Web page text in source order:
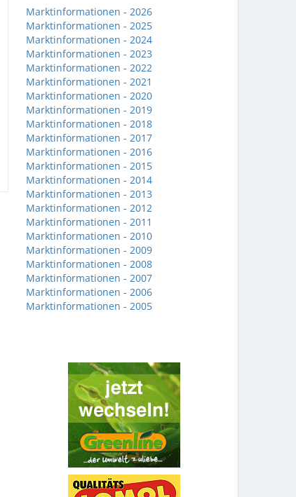
Marktinformationen - 2026
Marktinformationen - 2025
Marktinformationen - 2024
Marktinformationen - 2023
Marktinformationen - 2022
Marktinformationen - 2021
Marktinformationen - 2020
Marktinformationen - 2019
Marktinformationen - 2018
Marktinformationen - 2017
Marktinformationen - 2016
Marktinformationen - 2015
Marktinformationen - 2014
Marktinformationen - 2013
Marktinformationen - 2012
Marktinformationen - 2011
Marktinformationen - 2010
Marktinformationen - 2009
Marktinformationen - 2008
Marktinformationen - 2007
Marktinformationen - 2006
Marktinformationen - 2005